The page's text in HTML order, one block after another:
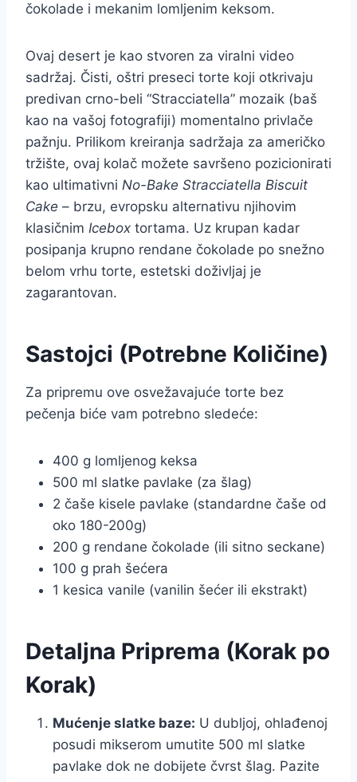
čokolade i mekanim lomljenim keksom.
Ovaj desert je kao stvoren za viralni video
sadržaj. Čisti, oštri preseci torte koji otkrivaju
predivan crno-beli “Stracciatella” mozaik (baš
kao na vašoj fotografiji) momentalno privlače
pažnju. Prilikom kreiranja sadržaja za američko
tržište, ovaj kolač možete savršeno pozicionirati
kao ultimativni No-Bake Stracciatella Biscuit
Cake – brzu, evropsku alternativu njihovim
klasičnim Icebox tortama. Uz krupan kadar
posipanja krupno rendane čokolade po snežno
belom vrhu torte, estetski doživljaj je
zagarantovan.
Sastojci (Potrebne Količine)
Za pripremu ove osvežavajuće torte bez
pečenja biće vam potrebno sledeće:
400 g lomljenog keksa
500 ml slatke pavlake (za šlag)
2 čaše kisele pavlake (standardne čaše od
oko 180-200g)
200 g rendane čokolade (ili sitno seckane)
100 g prah šećera
1 kesica vanile (vanilin šećer ili ekstrakt)
Detaljna Priprema (Korak po
Korak)
Mućenje slatke baze: U dubljoj, ohlađenoj
posudi mikserom umutite 500 ml slatke
pavlake dok ne dobijete čvrst šlag. Pazite